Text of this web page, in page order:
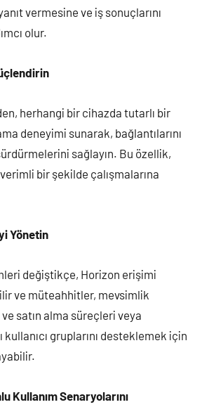
vermesine ve iş sonuçlarını
olur.
herhangi bir cihazda tutarlı bir
deneyimi sunarak, bağlantılarını
sağlayın. Bu özellik,
bir şekilde çalışmalarına
Yönetin
değiştikçe, Horizon erişimi
ve müteahhitler, mevsimlik
satın alma süreçleri veya
gruplarını desteklemek için
Kullanım Senaryolarını